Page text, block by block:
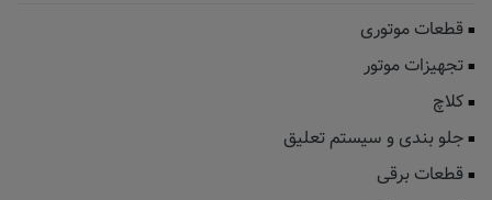
قطعات موتوری
تجهیزات موتور
کلاچ
جلو بندی و سیستم تعلیق
قطعات برقی